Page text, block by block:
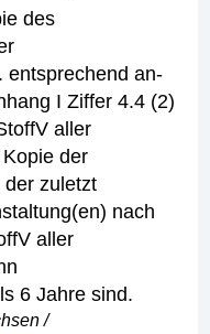
des
entsprechend an-
I Ziffer 4.4 (2)
aller
der
der zuletzt
nach
aller
6 Jahre sind.
/